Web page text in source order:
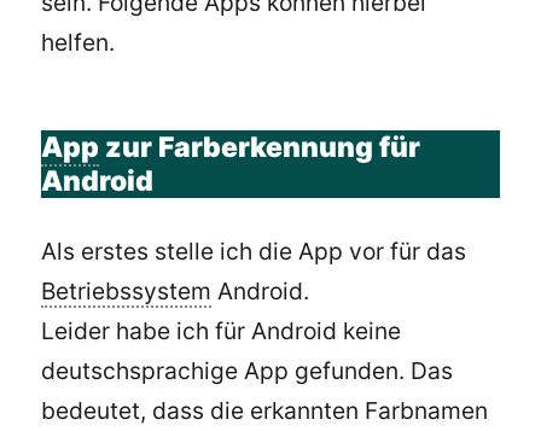
helfen.
App zur Farberkennung für
Android
Als erstes stelle ich die App vor für das
Betriebssystem Android.
Leider habe ich für Android keine
deutschsprachige App gefunden. Das
bedeutet, dass die erkannten Farbnamen